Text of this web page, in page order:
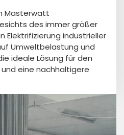
Masterwatt
des immer größer
Elektrifizierung industrieller
Umweltbelastung und
ideale Lösung für den
eine nachhaltigere